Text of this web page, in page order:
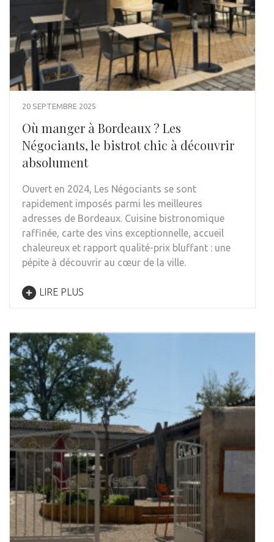
20 SEPTEMBRE 2025
Où manger à Bordeaux ? Les
Négociants, le bistrot chic à découvrir
absolument
Ouvert en 2024, Les Négociants se sont
rapidement imposés parmi les meilleures
adresses de Bordeaux. Cuisine bistronomique
raffinée, carte des vins exceptionnelle, accueil
chaleureux et rapport qualité-prix bluffant : une
pépite à découvrir au cœur de la ville.
LIRE PLUS